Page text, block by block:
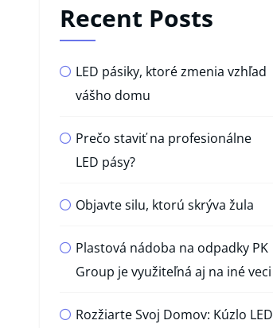
Recent Posts
LED pásiky, ktoré zmenia vzhľad
vášho domu
Prečo staviť na profesionálne
LED pásy?
Objavte silu, ktorú skrýva žula
Plastová nádoba na odpadky PK
Group je využiteľná aj na iné veci
Rozžiarte Svoj Domov: Kúzlo LED